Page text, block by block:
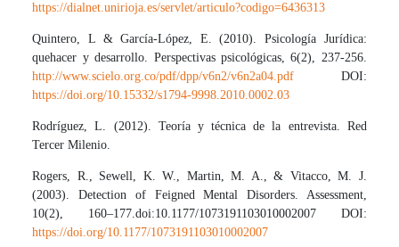
https://dialnet.unirioja.es/servlet/articulo?codigo=6436313
Quintero, L & García-López, E. (2010). Psicología Jurídica:
quehacer y desarrollo. Perspectivas psicológicas, 6(2), 237-256.
http://www.scielo.org.co/pdf/dpp/v6n2/v6n2a04.pdf DOI:
https://doi.org/10.15332/s1794-9998.2010.0002.03
Rodríguez, L. (2012). Teoría y técnica de la entrevista. Red
Tercer Milenio.
Rogers, R., Sewell, K. W., Martin, M. A., & Vitacco, M. J.
(2003). Detection of Feigned Mental Disorders. Assessment,
10(2), 160–177.doi:10.1177/1073191103010002007 DOI:
https://doi.org/10.1177/1073191103010002007